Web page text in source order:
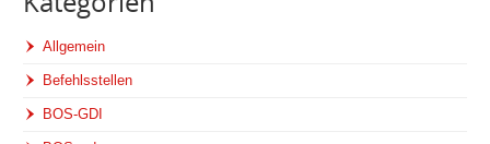
Allgemein
Befehlsstellen
BOS-GDI